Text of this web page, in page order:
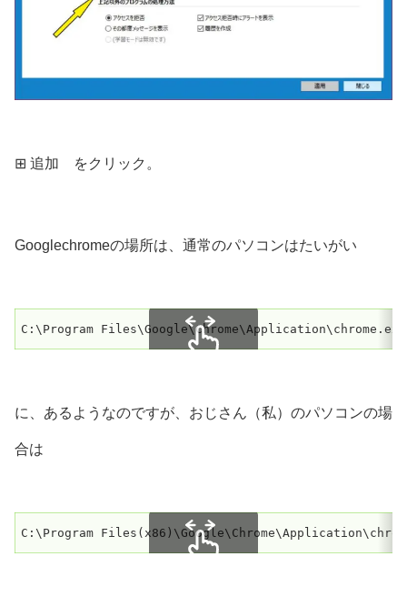
⊞ 追加 をクリック。
Googlechromeの場所は、通常のパソコンはたいがい
C:\Program Files\Google\Chrome\Application\chrome.exe
に、あるようなのですが、おじさん（私）のパソコンの場
合は
C:\Program